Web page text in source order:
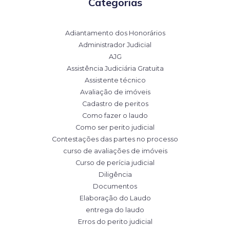
Adiantamento dos Honorários
Administrador Judicial
AJG
Assistência Judiciária Gratuita
Assistente técnico
Avaliação de imóveis
Cadastro de peritos
Como fazer o laudo
Como ser perito judicial
Contestações das partes no processo
curso de avaliações de imóveis
Curso de perícia judicial
Diligência
Documentos
Elaboração do Laudo
entrega do laudo
Erros do perito judicial